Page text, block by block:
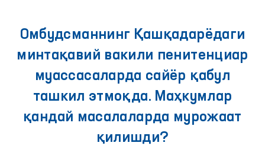
Омбудсманнинг Қашқадарёдаги
минтақавий вакили пенитенциар
муассасаларда сайёр қабул
ташкил этмоқда. Маҳкумлар
қандай масалаларда мурожаат
қилишди?